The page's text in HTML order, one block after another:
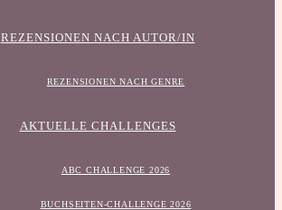
REZENSIONEN NACH AUTOR/IN
REZENSIONEN NACH GENRE
AKTUELLE CHALLENGES
ABC CHALLENGE 2026
BUCHSEITEN-CHALLENGE 2026